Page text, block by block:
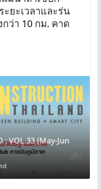
ยะเวลาและร่น
กว่า 10 กม. คาด
: VOL.33 (May-Jun